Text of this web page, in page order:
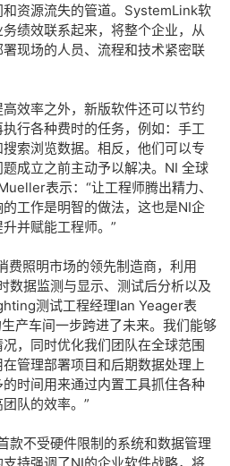
资源流失的管道。SystemLink软
绩效联系起来，将整个企业，从
现场的人员、流程和技术紧密联
效率之外，新版软件还可以节约
行各种费时的任务，例如：手工
索浏览数据。相反，他们可以专
成立之前主动予以解决。NI 全球​
表示：“让工程师腾出精力、
工作是明智的做法，这也是NI企
并赋能工程师。”
照明市场的领先制造商，利用
数据监测与显示、测试后分析以及
测试工程经理Ian Yeager表
产车间一步跨进了未来。我们能够
，同时优化我们团队在全球范围
管理部署项目和后期数据处理上
时间用来通过内置工具抓住各种
队的效率。”
款不受硬件限制的系统和数据管理